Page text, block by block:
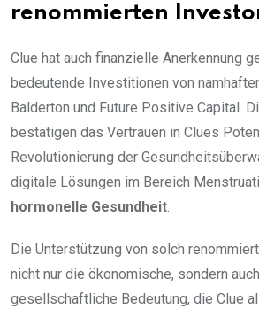
renommierten
Clue hat auch finanzielle Anerkennung
bedeutende Investitionen von
Balderton und Future Positive Capital.
bestätigen das Vertrauen in Clues
Revolutionierung der
digitale Lösungen im Bereich
hormonelle Gesundheit.
Die Unterstützung von solch
nicht nur die ökonomische, sondern
gesellschaftliche Bedeutung, die Clue